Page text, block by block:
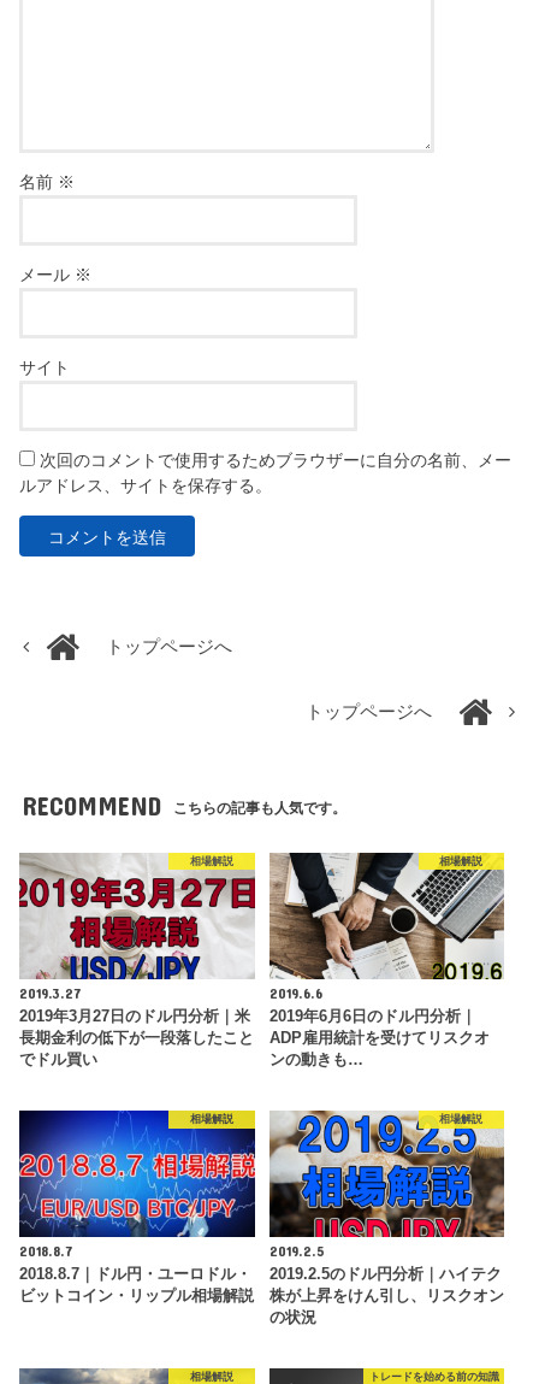
名前 ※
メール ※
サイト
次回のコメントで使用するためブラウザーに自分の名前、メー
ルアドレス、サイトを保存する。
トップページへ
トップページへ
RECOMMEND こちらの記事も人気です。
相場解説
2019.3.27
2019年3月27日のドル円分析｜米
長期金利の低下が一段落したこと
でドル買い
相場解説
2019.6.6
2019年6月6日のドル円分析｜
ADP雇用統計を受けてリスクオ
ンの動きも…
相場解説
2018.8.7
2018.8.7｜ドル円・ユーロドル・
ビットコイン・リップル相場解説
相場解説
2019.2.5
2019.2.5のドル円分析｜ハイテク
株が上昇をけん引し、リスクオン
の状況
相場解説 トレードを始める前の知識